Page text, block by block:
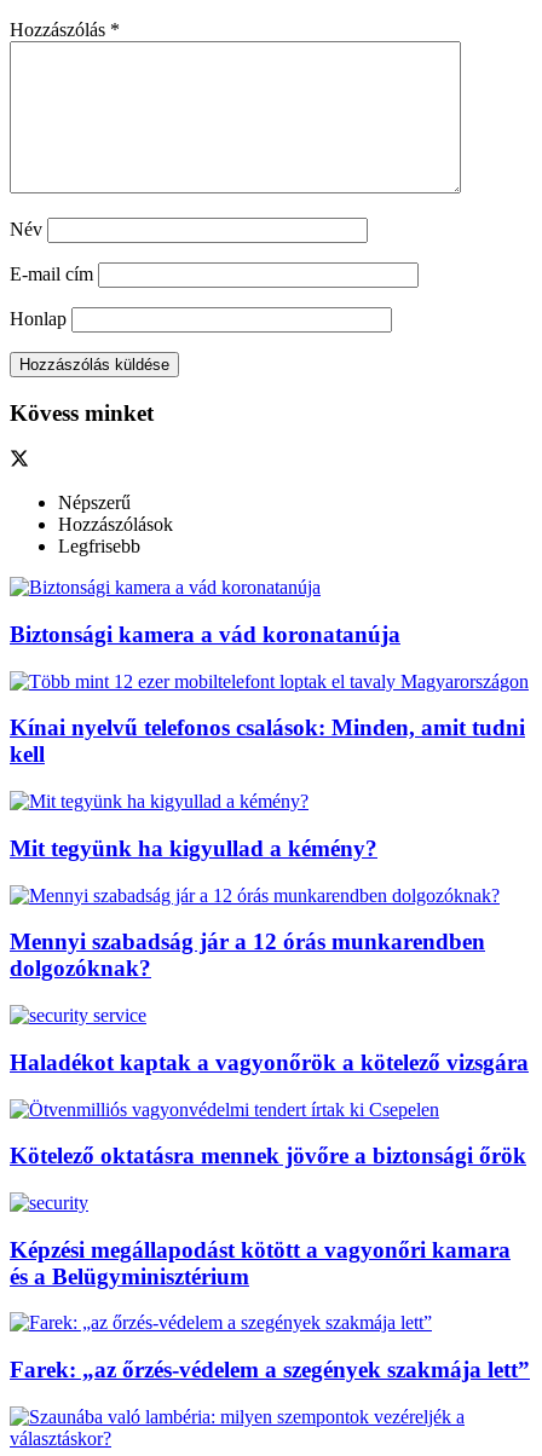
Hozzászólás *
Név
E-mail cím
Honlap
Kövess minket
Népszerű
Hozzászólások
Legfrisebb
Biztonsági kamera a vád koronatanúja
Kínai nyelvű telefonos csalások: Minden, amit tudni
kell
Mit tegyünk ha kigyullad a kémény?
Mennyi szabadság jár a 12 órás munkarendben
dolgozóknak?
Haladékot kaptak a vagyonőrök a kötelező vizsgára
Kötelező oktatásra mennek jövőre a biztonsági őrök
Képzési megállapodást kötött a vagyonőri kamara
és a Belügyminisztérium
Farek: „az őrzés-védelem a szegények szakmája lett”